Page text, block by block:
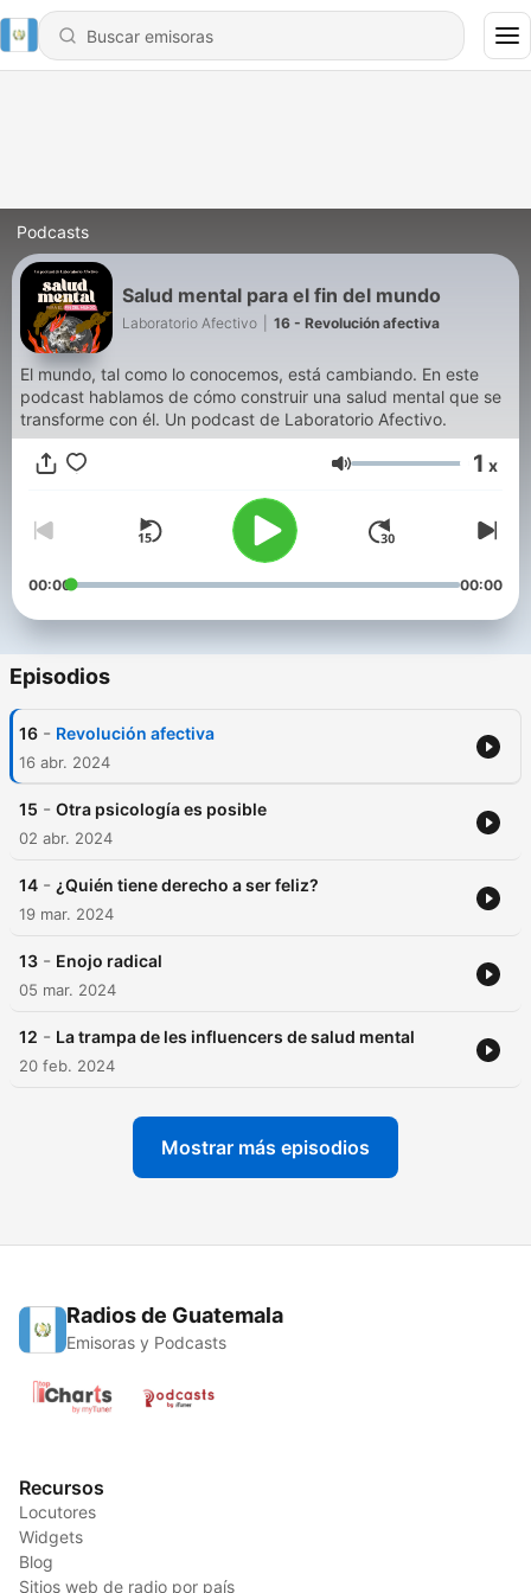
Podcasts
Salud mental para el fin del mundo
Laboratorio Afectivo 16 - Revolución afectiva
El mundo, tal como lo conocemos, está cambiando. En este
podcast hablamos de cómo construir una salud mental que se
transforme con él. Un podcast de Laboratorio Afectivo.
Volumen 1 x
00:00 00:00
Episodios
16 - Revolución afectiva
16 abr. 2024
15 - Otra psicología es posible
02 abr. 2024
14 - ¿Quién tiene derecho a ser feliz?
19 mar. 2024
13 - Enojo radical
05 mar. 2024
12 - La trampa de les influencers de salud mental
20 feb. 2024
Mostrar más episodios
Radios de Guatemala
Emisoras y Podcasts
Recursos
Locutores
Widgets
Blog
Sitios web de radio por país